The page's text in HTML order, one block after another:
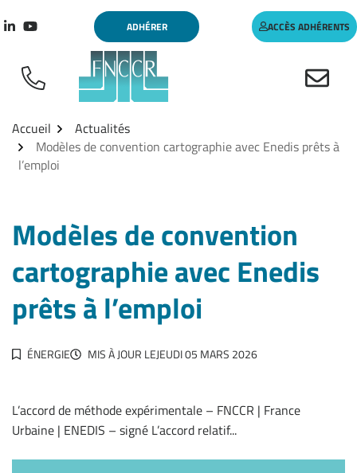
au
Lien vers le compte Linkedin
Lien vers la chaîne Youtube
ADHÉRER ACCÈS ADHÉRENTS
Accueil
Actualités
Modèles de convention cartographie avec Enedis prêts à
l’emploi
Modèles de convention
cartographie avec Enedis
prêts à l’emploi
ÉNERGIE MIS À JOUR LEJEUDI 05 MARS 2026
L’accord de méthode expérimentale – FNCCR | France
Urbaine | ENEDIS – signé L’accord relatif...